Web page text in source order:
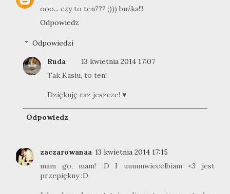
ooo... czy to ten??? ;))) buźka!!!
Odpowiedz
Odpowiedzi
Ruda
13 kwietnia 2014 17:07
Tak Kasiu, to ten!
Dziękuję raz jeszcze! ♥
Odpowiedz
zaczarowanaa 13 kwietnia 2014 17:15
mam go, mam! :D I uuuuuwieeelbiam <3 jest
przepiękny :D